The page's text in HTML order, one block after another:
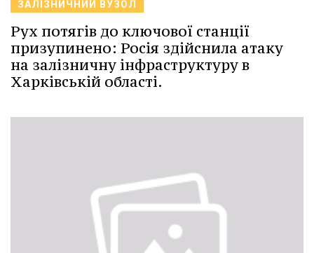
ЗАЛІЗНИЧНИЙ ВУЗОЛ
Рух потягів до ключової станції
призупинено: Росія здійснила атаку
на залізничну інфраструктуру в
Харківській області.